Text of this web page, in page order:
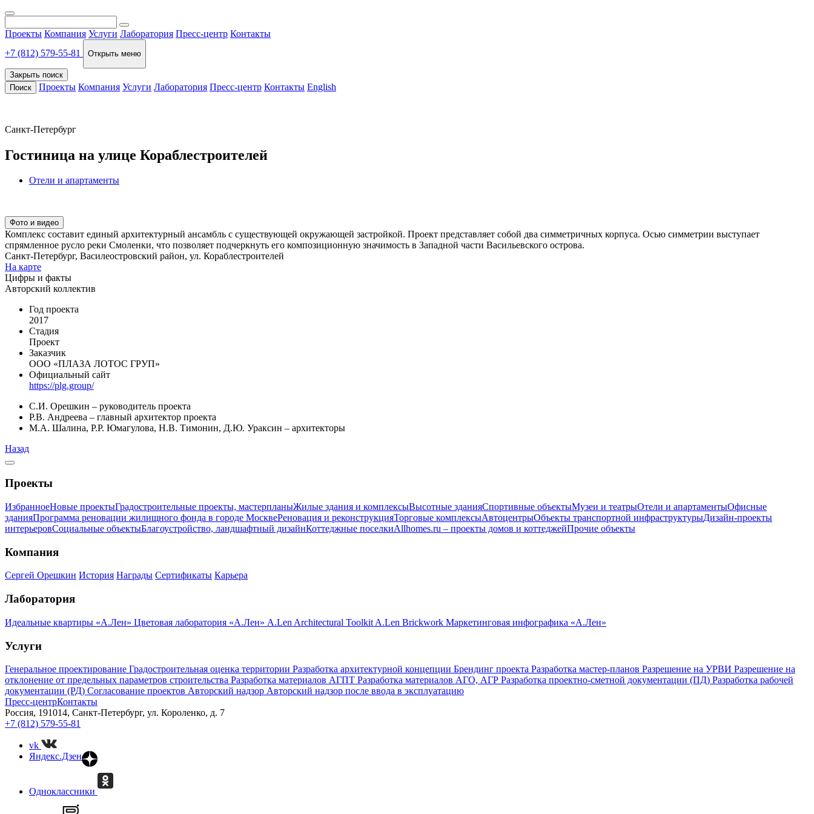
Проекты Компания Услуги Лаборатория Пресс-центр Контакты
+7 (812) 579-55-81
Открыть меню
Закрыть поиск
Поиск
Проекты Компания Услуги Лаборатория Пресс-центр Контакты English
Санкт-Петербург
Гостиница на улице Кораблестроителей
Отели и апартаменты
Фото и видео
Комплекс составит единый архитектурный ансамбль с существующей окружающей застройкой. Проект представляет собой два симметричных корпуса. Осью симметрии выступает
спрямленное русло реки Смоленки, что позволяет подчеркнуть его композиционную значимость в Западной части Васильевского острова.
Санкт-Петербург, Василеостровский район, ул. Кораблестроителей
На карте
Цифры и факты
Авторский коллектив
Год проекта
2017
Стадия
Проект
Заказчик
ООО «ПЛАЗА ЛОТОС ГРУП»
Официальный сайт
https://plg.group/
С.И. Орешкин – руководитель проекта
Р.В. Андреева – главный архитектор проекта
М.А. Шалина, Р.Р. Юмагулова, Н.В. Тимонин, Д.Ю. Ураксин – архитекторы
Назад
Проекты
ИзбранноеНовые проектыГрадостроительные проекты, мастерпланыЖилые здания и комплексыВысотные зданияСпортивные объектыМузеи и театрыОтели и апартаментыОфисные
зданияПрограмма реновации жилищного фонда в городе МосквеРеновация и реконструкцияТорговые комплексыАвтоцентрыОбъекты транспортной инфраструктурыДизайн-проекты
интерьеровСоциальные объектыБлагоустройство, ландшафтный дизайнКоттеджные поселкиAllhomes.ru – проекты домов и коттеджейПрочие объекты
Компания
Сергей Орешкин История Награды Сертификаты Карьера
Лаборатория
Идеальные квартиры «А.Лен» Цветовая лаборатория «А.Лен» A.Len Architectural Toolkit A.Len Brickwork Маркетинговая инфографика «А.Лен»
Услуги
Генеральное проектирование Градостроительная оценка территории Разработка архитектурной концепции Брендинг проекта Разработка мастер-планов Разрешение на УРВИ Разрешение на
отклонение от предельных параметров строительства Разработка материалов АГПТ Разработка материалов АГО, АГР Разработка проектно-сметной документации (ПД) Разработка рабочей
документации (РД) Согласование проектов Авторский надзор Авторский надзор после ввода в эксплуатацию
Пресс-центрКонтакты
Россия, 191014, Санкт-Петербург, ул. Короленко, д. 7
+7 (812) 579-55-81
vk
Яндекс.Дзен
Одноклассники